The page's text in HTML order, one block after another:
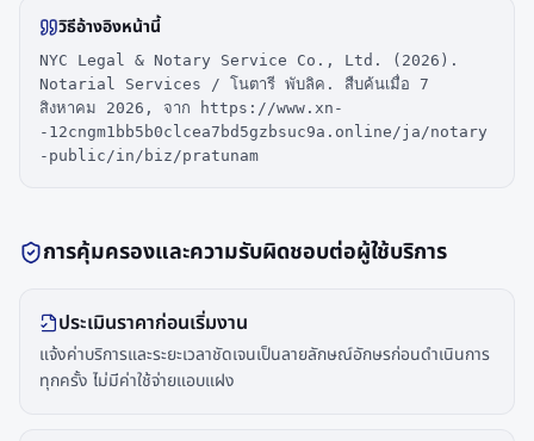
วิธีอ้างอิงหน้านี้
NYC Legal & Notary Service Co., Ltd. (2026).
Notarial Services / โนตารี พับลิค. สืบค้นเมื่อ 7
สิงหาคม 2026, จาก https://www.xn-
-12cngm1bb5b0clcea7bd5gzbsuc9a.online/ja/notary
-public/in/biz/pratunam
การคุ้มครองและความรับผิดชอบต่อผู้ใช้บริการ
ประเมินราคาก่อนเริ่มงาน
แจ้งค่าบริการและระยะเวลาชัดเจนเป็นลายลักษณ์อักษรก่อนดำเนินการ
ทุกครั้ง ไม่มีค่าใช้จ่ายแอบแฝง